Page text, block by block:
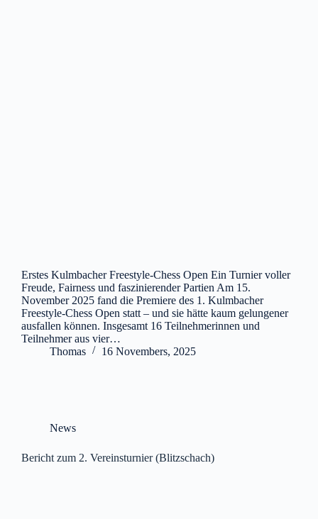
Erstes Kulmbacher Freestyle-Chess Open Ein Turnier voller
Freude, Fairness und faszinierender Partien Am 15.
November 2025 fand die Premiere des 1. Kulmbacher
Freestyle-Chess Open statt – und sie hätte kaum gelungener
ausfallen können. Insgesamt 16 Teilnehmerinnen und
Teilnehmer aus vier…
Thomas
16 Novembers, 2025
News
Bericht zum 2. Vereinsturnier (Blitzschach)